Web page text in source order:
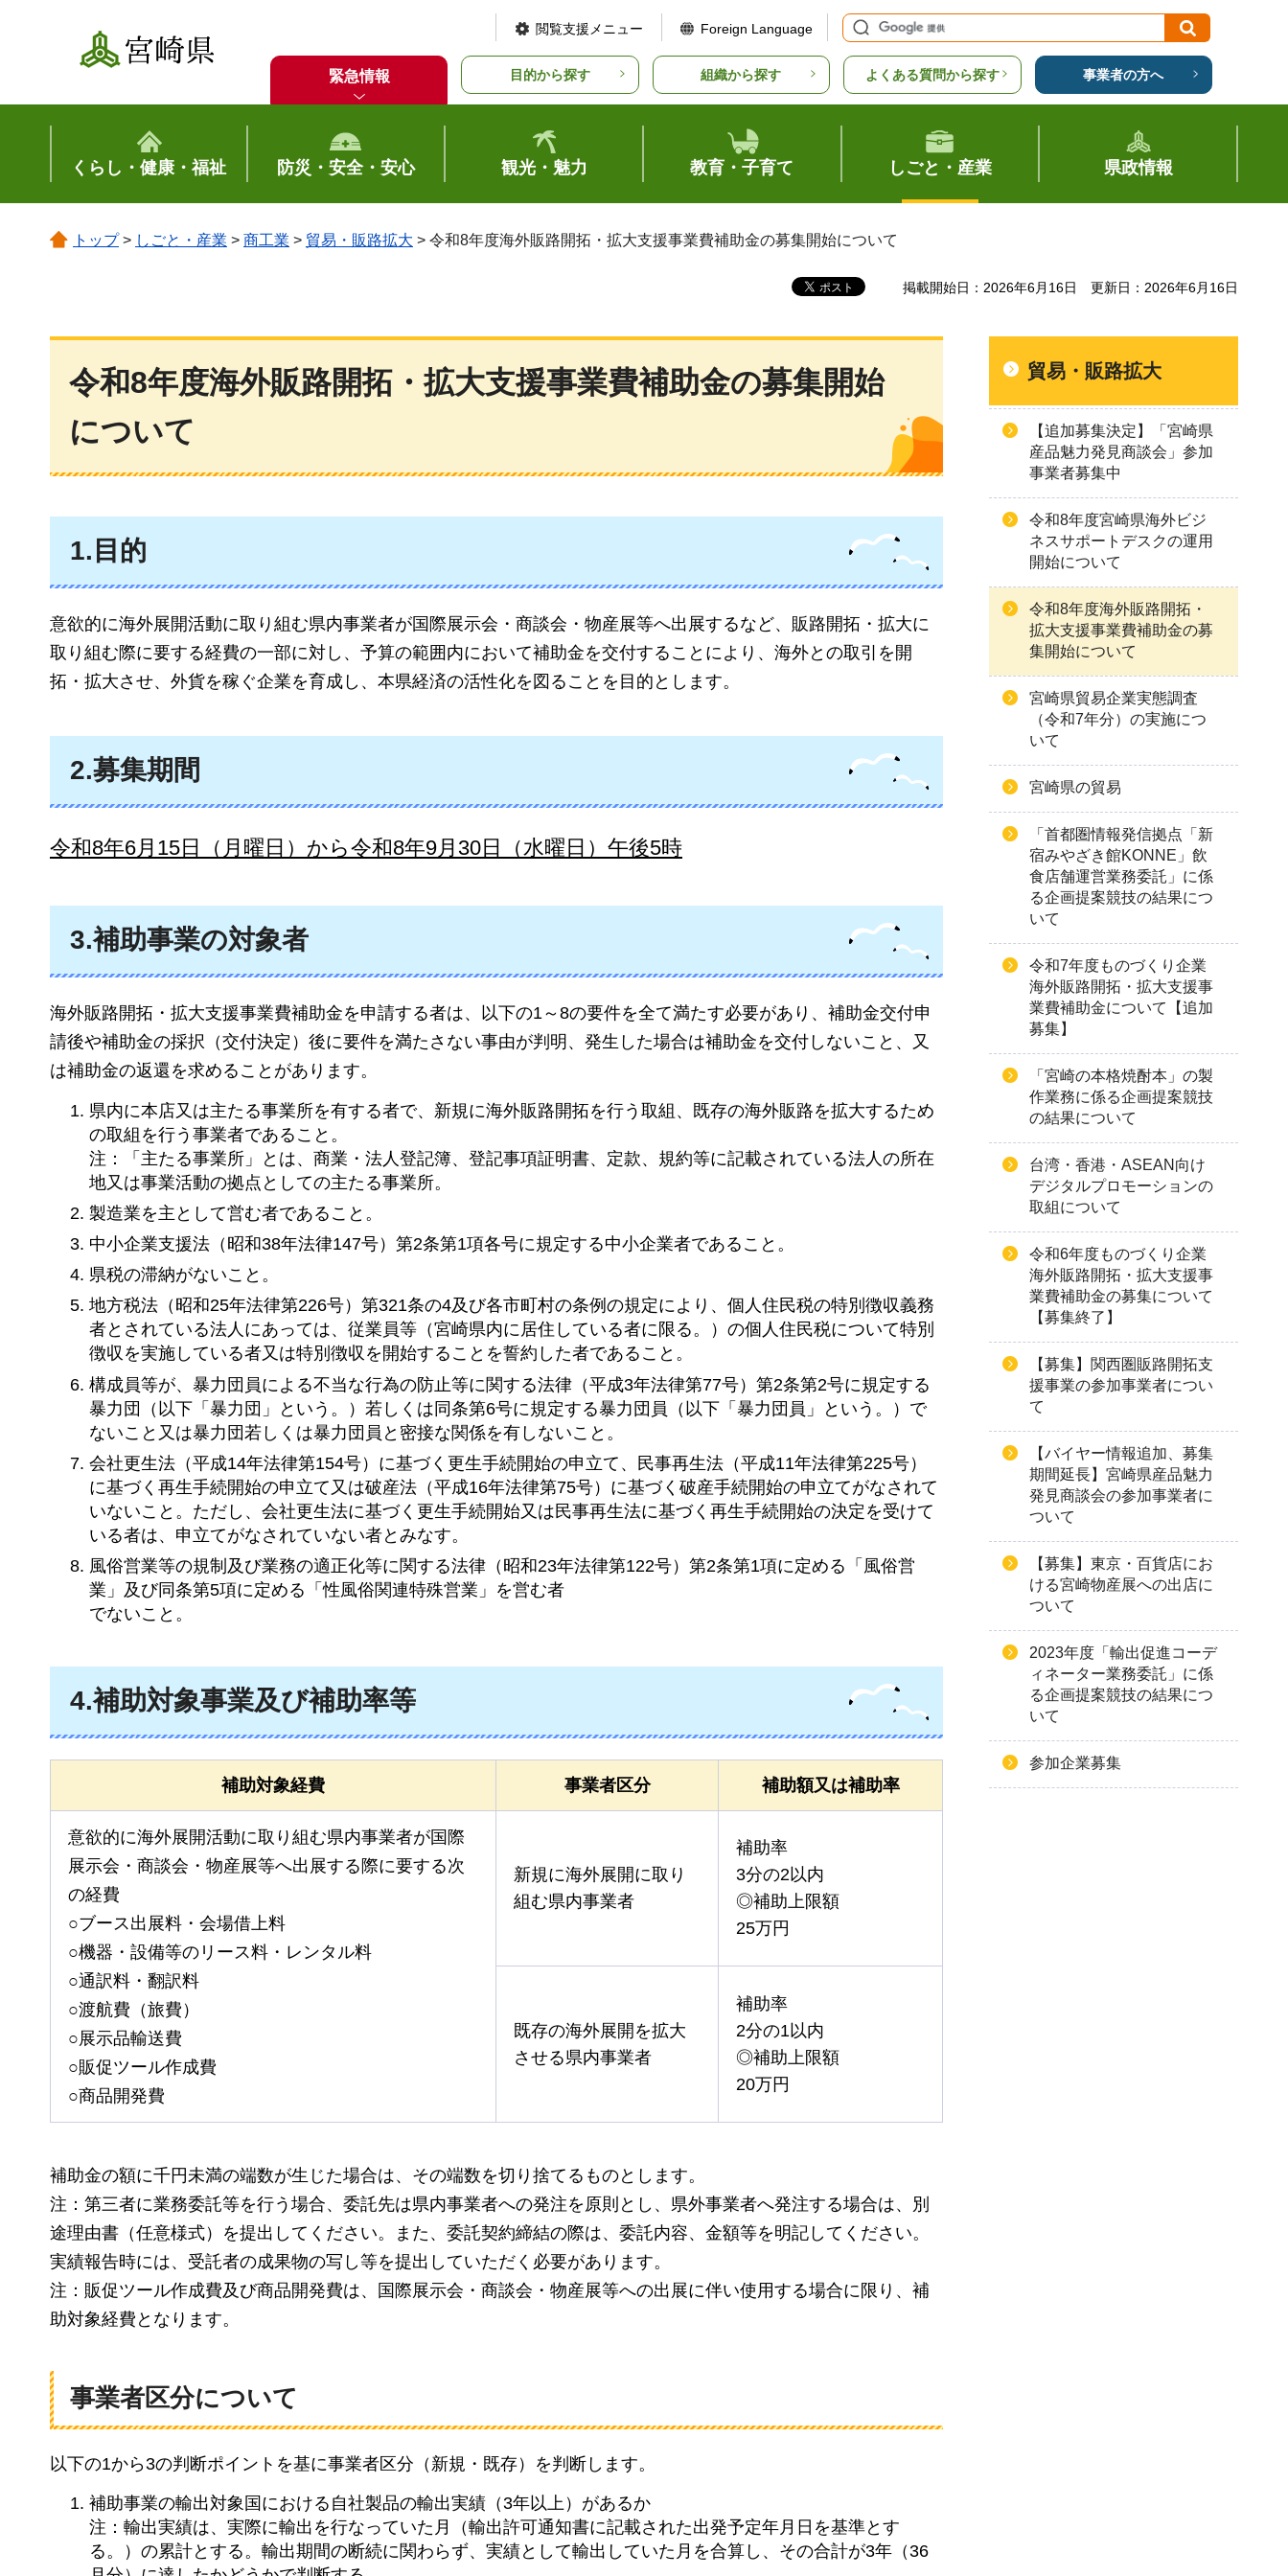
宮崎県
閲覧支援メニュー Foreign Language
緊急情報 目的から探す 組織から探す よくある質問から探す 事業者の方へ
くらし・健康・福祉 防災・安全・安心 観光・魅力 教育・子育て しごと・産業 県政情報
トップ> しごと・産業 > 商工業 > 貿易・販路拡大 > 令和8年度海外販路開拓・拡大支援事業費補助金の募集開始について
掲載開始日：2026年6月16日 更新日：2026年6月16日
令和8年度海外販路開拓・拡大支援事業費補助金の募集開始
について
1.目的
意欲的に海外展開活動に取り組む県内事業者が国際展示会・商談会・物産展等へ出展するなど、販路開拓・拡大に
取り組む際に要する経費の一部に対し、予算の範囲内において補助金を交付することにより、海外との取引を開
拓・拡大させ、外貨を稼ぐ企業を育成し、本県経済の活性化を図ることを目的とします。
2.募集期間
令和8年6月15日（月曜日）から令和8年9月30日（水曜日）午後5時
3.補助事業の対象者
海外販路開拓・拡大支援事業費補助金を申請する者は、以下の1～8の要件を全て満たす必要があり、補助金交付申
請後や補助金の採択（交付決定）後に要件を満たさない事由が判明、発生した場合は補助金を交付しないこと、又
は補助金の返還を求めることがあります。
県内に本店又は主たる事業所を有する者で、新規に海外販路開拓を行う取組、既存の海外販路を拡大するため
の取組を行う事業者であること。
注：「主たる事業所」とは、商業・法人登記簿、登記事項証明書、定款、規約等に記載されている法人の所在
地又は事業活動の拠点としての主たる事業所。
製造業を主として営む者であること。
中小企業支援法（昭和38年法律147号）第2条第1項各号に規定する中小企業者であること。
県税の滞納がないこと。
地方税法（昭和25年法律第226号）第321条の4及び各市町村の条例の規定により、個人住民税の特別徴収義務
者とされている法人にあっては、従業員等（宮崎県内に居住している者に限る。）の個人住民税について特別
徴収を実施している者又は特別徴収を開始することを誓約した者であること。
構成員等が、暴力団員による不当な行為の防止等に関する法律（平成3年法律第77号）第2条第2号に規定する
暴力団（以下「暴力団」という。）若しくは同条第6号に規定する暴力団員（以下「暴力団員」という。）で
ないこと又は暴力団若しくは暴力団員と密接な関係を有しないこと。
会社更生法（平成14年法律第154号）に基づく更生手続開始の申立て、民事再生法（平成11年法律第225号）
に基づく再生手続開始の申立て又は破産法（平成16年法律第75号）に基づく破産手続開始の申立てがなされて
いないこと。ただし、会社更生法に基づく更生手続開始又は民事再生法に基づく再生手続開始の決定を受けて
いる者は、申立てがなされていない者とみなす。
風俗営業等の規制及び業務の適正化等に関する法律（昭和23年法律第122号）第2条第1項に定める「風俗営
業」及び同条第5項に定める「性風俗関連特殊営業」を営む者
でないこと。
4.補助対象事業及び補助率等
補助対象経費 事業者区分 補助額又は補助率
意欲的に海外展開活動に取り組む県内事業者が国際
展示会・商談会・物産展等へ出展する際に要する次
の経費
○ブース出展料・会場借上料
○機器・設備等のリース料・レンタル料
○通訳料・翻訳料
○渡航費（旅費）
○展示品輸送費
○販促ツール作成費
○商品開発費
新規に海外展開に取り
組む県内事業者
補助率
3分の2以内
◎補助上限額
25万円
既存の海外展開を拡大
させる県内事業者
補助率
2分の1以内
◎補助上限額
20万円
補助金の額に千円未満の端数が生じた場合は、その端数を切り捨てるものとします。
注：第三者に業務委託等を行う場合、委託先は県内事業者への発注を原則とし、県外事業者へ発注する場合は、別
途理由書（任意様式）を提出してください。また、委託契約締結の際は、委託内容、金額等を明記してください。
実績報告時には、受託者の成果物の写し等を提出していただく必要があります。
注：販促ツール作成費及び商品開発費は、国際展示会・商談会・物産展等への出展に伴い使用する場合に限り、補
助対象経費となります。
事業者区分について
以下の1から3の判断ポイントを基に事業者区分（新規・既存）を判断します。
補助事業の輸出対象国における自社製品の輸出実績（3年以上）があるか
注：輸出実績は、実際に輸出を行なっていた月（輸出許可通知書に記載された出発予定年月日を基準とす
る。）の累計とする。輸出期間の断続に関わらず、実績として輸出していた月を合算し、その合計が3年（36
貿易・販路拡大
【追加募集決定】「宮崎県
産品魅力発見商談会」参加
事業者募集中
令和8年度宮崎県海外ビジ
ネスサポートデスクの運用
開始について
令和8年度海外販路開拓・
拡大支援事業費補助金の募
集開始について
宮崎県貿易企業実態調査
（令和7年分）の実施につ
いて
宮崎県の貿易
「首都圏情報発信拠点「新
宿みやざき館KONNE」飲
食店舗運営業務委託」に係
る企画提案競技の結果につ
いて
令和7年度ものづくり企業
海外販路開拓・拡大支援事
業費補助金について【追加
募集】
「宮崎の本格焼酎本」の製
作業務に係る企画提案競技
の結果について
台湾・香港・ASEAN向け
デジタルプロモーションの
取組について
令和6年度ものづくり企業
海外販路開拓・拡大支援事
業費補助金の募集について
【募集終了】
【募集】関西圏販路開拓支
援事業の参加事業者につい
て
【バイヤー情報追加、募集
期間延長】宮崎県産品魅力
発見商談会の参加事業者に
ついて
【募集】東京・百貨店にお
ける宮崎物産展への出店に
ついて
2023年度「輸出促進コーデ
ィネーター業務委託」に係
る企画提案競技の結果につ
いて
参加企業募集